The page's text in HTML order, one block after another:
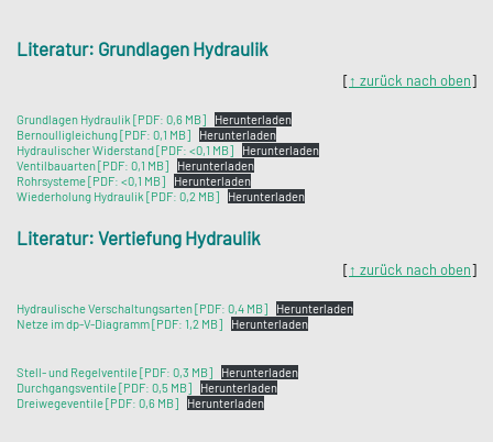
Literatur: Grundlagen Hydraulik
[↑ zurück nach oben]
Grundlagen Hydraulik [PDF: 0,6 MB]
Herunterladen
Bernoulligleichung [PDF: 0,1 MB]
Herunterladen
Hydraulischer Widerstand [PDF: <0,1 MB]
Herunterladen
Ventilbauarten [PDF: 0,1 MB]
Herunterladen
Rohrsysteme [PDF: <0,1 MB]
Herunterladen
Wiederholung Hydraulik [PDF: 0,2 MB]
Herunterladen
Literatur: Vertiefung Hydraulik
[↑ zurück nach oben]
Hydraulische Verschaltungsarten [PDF: 0,4 MB]
Herunterladen
Netze im dp-V-Diagramm [PDF: 1,2 MB]
Herunterladen
Stell- und Regelventile [PDF: 0,3 MB]
Herunterladen
Durchgangsventile [PDF: 0,5 MB]
Herunterladen
Dreiwegeventile [PDF: 0,6 MB]
Herunterladen